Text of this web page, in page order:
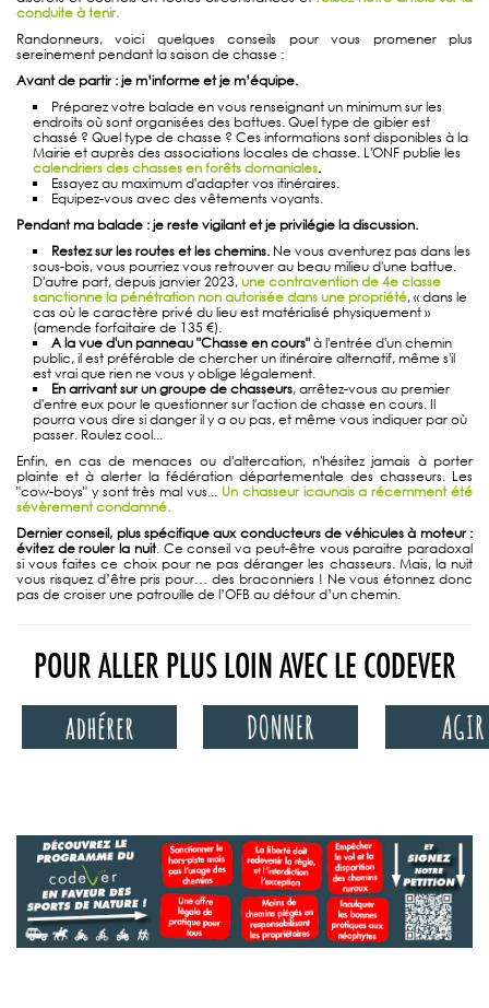
conduite à tenir.
Randonneurs, voici quelques conseils pour vous promener plus
sereinement pendant la saison de chasse :
Avant de partir : je m’informe et je m’équipe.
Préparez votre balade en vous renseignant un minimum sur les
endroits où sont organisées des battues. Quel type de gibier est
chassé ? Quel type de chasse ? Ces informations sont disponibles à la
Mairie et auprès des associations locales de chasse. L'ONF publie les
calendriers des chasses en forêts domaniales.
Essayez au maximum d'adapter vos itinéraires.
Equipez-vous avec des vêtements voyants.
Pendant ma balade : je reste vigilant et je privilégie la discussion.
Restez sur les routes et les chemins. Ne vous aventurez pas dans les
sous-bois, vous pourriez vous retrouver au beau milieu d'une battue.
D'autre part, depuis janvier 2023,une contravention de 4e classe
sanctionne la pénétration non autorisée dans une propriété, « dans le
cas où le caractère privé du lieu est matérialisé physiquement »
(amende forfaitaire de 135 €).
A la vue d'un panneau "Chasse en cours"à l'entrée d'un chemin
public, il est préférable de chercher un itinéraire alternatif, même s'il
est vrai que rien ne vous y oblige légalement.
En arrivant sur un groupe de chasseurs, arrêtez-vous au premier
d'entre eux pour le questionner sur l'action de chasse en cours. Il
pourra vous dire si danger il y a ou pas, et même vous indiquer par où
passer. Roulez cool...
Enfin, en cas de menaces ou d'altercation, n'hésitez jamais à porter
plainte et à alerter la fédération départementale des chasseurs. Les
"cow-boys" y sont très mal vus... Un chasseur icaunais a récemment été
sévèrement condamné.
Dernier conseil, plus spécifique aux conducteurs de véhicules à moteur :
évitez de rouler la nuit. Ce conseil va peut-être vous paraitre paradoxal
si vous faites ce choix pour ne pas déranger les chasseurs. Mais, la nuit
vous risquez d’être pris pour… des braconniers ! Ne vous étonnez donc
pas de croiser une patrouille de l’OFB au détour d’un chemin.
POUR ALLER PLUS LOIN AVEC LE CODEVER